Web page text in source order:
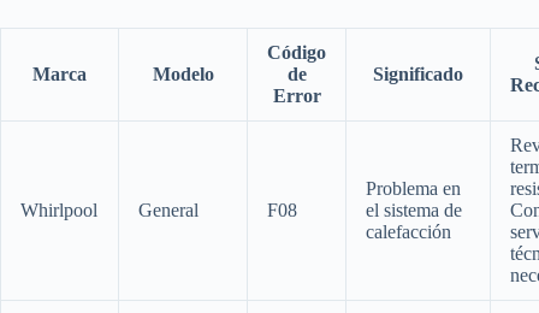
Marca Modelo
Código
de
Error
Significado
Whirlpool General F08
Problema en
el sistema de
calefacción